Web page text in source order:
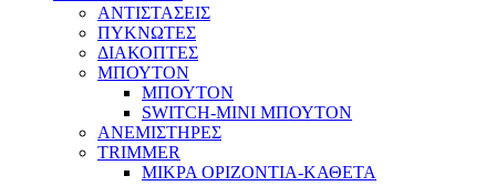
ΑΝΤΙΣΤΑΣΕΙΣ
ΠΥΚΝΩΤΕΣ
ΔΙΑΚΟΠΤΕΣ
ΜΠΟΥΤΟΝ
ΜΠΟΥΤΟΝ
SWITCH-MINI ΜΠΟΥΤΟΝ
ΑΝΕΜΙΣΤΗΡΕΣ
TRIMMER
ΜΙΚΡΑ ΟΡΙΖΟΝΤΙΑ-ΚΑΘΕΤΑ